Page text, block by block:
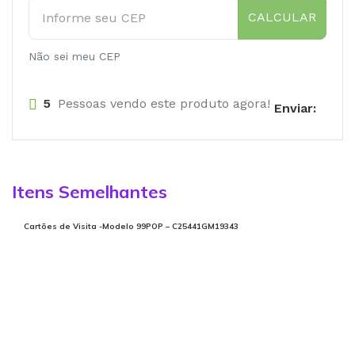
CALCULAR
Não sei meu CEP
5 Pessoas vendo este produto agora! Enviar:
Itens Semelhantes
Cartões de Visita -Modelo 99POP – C25441GM19343